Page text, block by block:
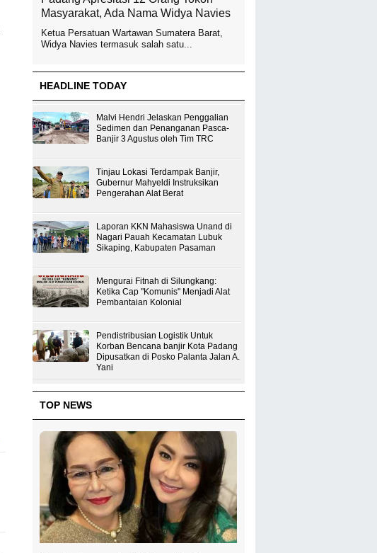
Masyarakat, Ada Nama Widya Navies
Ketua Persatuan Wartawan Sumatera Barat,
Widya Navies termasuk salah satu...
HEADLINE TODAY
Malvi Hendri Jelaskan Penggalian
Sedimen dan Penanganan Pasca-
Banjir 3 Agustus oleh Tim TRC
Tinjau Lokasi Terdampak Banjir,
Gubernur Mahyeldi Instruksikan
Pengerahan Alat Berat
Laporan KKN Mahasiswa Unand di
Nagari Pauah Kecamatan Lubuk
Sikaping, Kabupaten Pasaman
Mengurai Fitnah di Silungkang:
Ketika Cap "Komunis" Menjadi Alat
Pembantaian Kolonial
Pendistribusian Logistik Untuk
Korban Bencana banjir Kota Padang
Dipusatkan di Posko Palanta Jalan A.
Yani
TOP NEWS